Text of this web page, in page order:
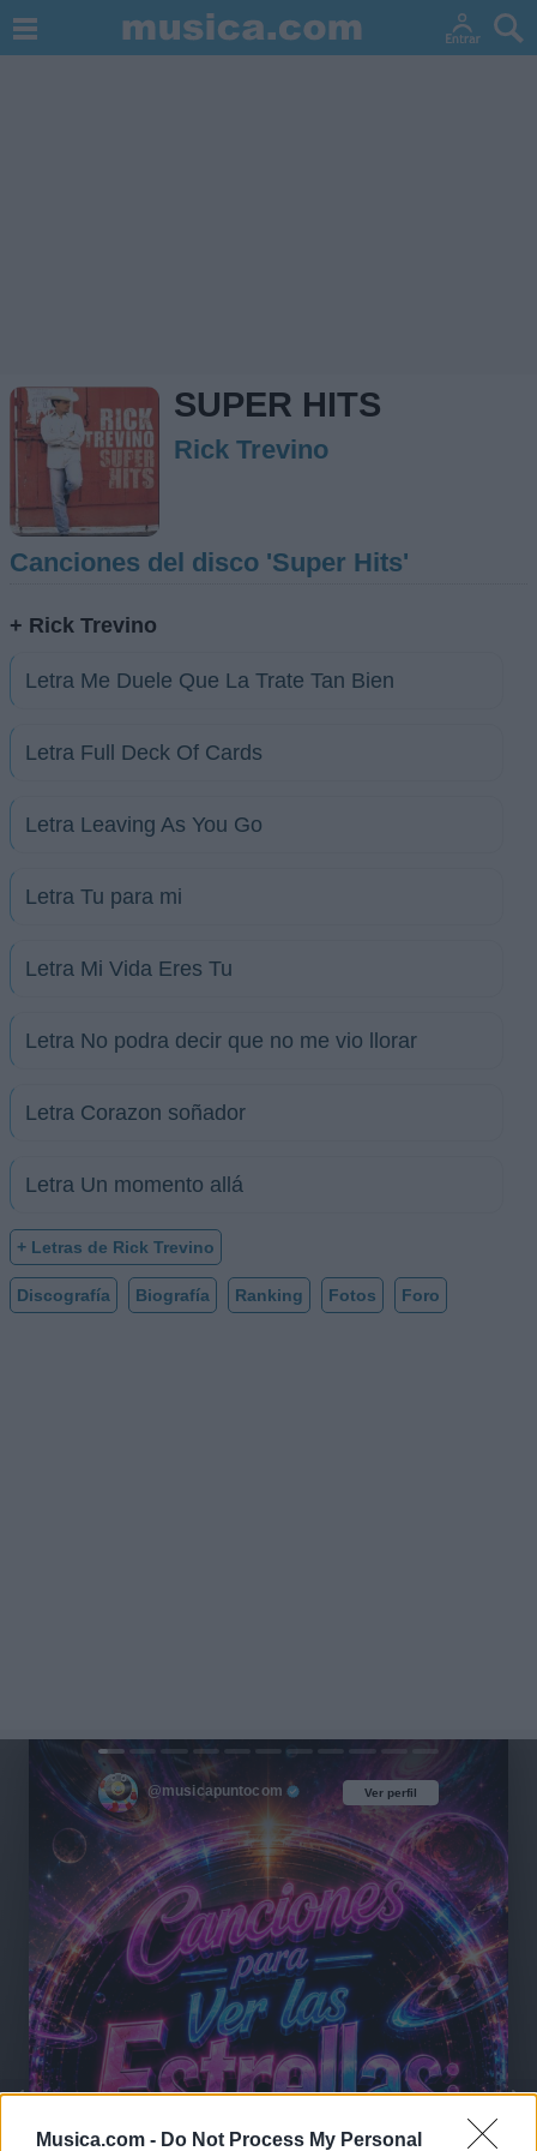
Musica.com - Do Not Process My Personal
SUPER HITS
Rick Trevino
Canciones del disco 'Super Hits'
+ Rick Trevino
Letra Me Duele Que La Trate Tan Bien
Letra Full Deck Of Cards
Letra Leaving As You Go
Letra Tu para mi
Letra Mi Vida Eres Tu
Letra No podra decir que no me vio llorar
Letra Corazon soñador
Letra Un momento allá
+ Letras de Rick Trevino
Discografía Biografía Ranking Fotos Foro
Ver perfil
@musicapuntocom Ver perfil